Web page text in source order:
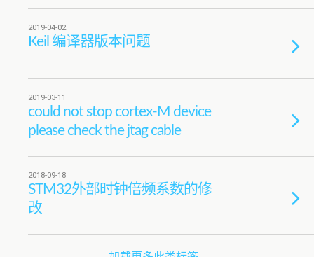
2019-04-02
Keil 编译器版本问题
2019-03-11
could not stop cortex-M device
please check the jtag cable
2018-09-18
STM32外部时钟倍频系数的修
改